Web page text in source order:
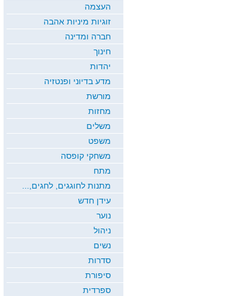
העצמה
זוגיות מיניות אהבה
חברה ומדינה
חינוך
יהדות
מדע בדיוני ופנטזיה
מורשת
מחזות
משלים
משפט
משחקי קופסה
מתח
מתנות לחוגגים, לחגים,...
עידן חדש
נוער
ניהול
נשים
סדרות
סיפורת
ספרדית